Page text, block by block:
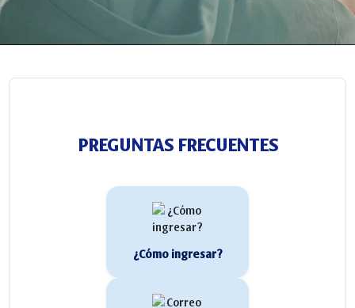
PREGUNTAS FRECUENTES
¿Cómo ingresar?